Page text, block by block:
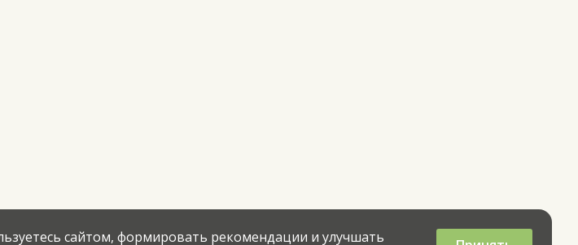
сайтом, формировать рекомендации и улучшать